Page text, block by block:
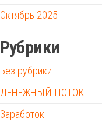
Октябрь 2025
Рубрики
Без рубрики
ДЕНЕЖНЫЙ ПОТОК
Заработок